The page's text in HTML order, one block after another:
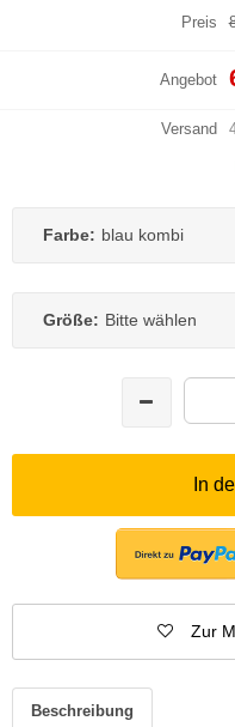
Preis
Angebot
Versand
Farbe: blau kombi
Größe: Bitte wählen
In
Zur
Beschreibung